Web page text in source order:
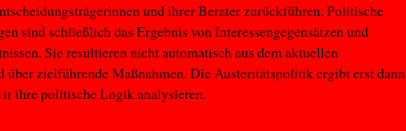
und ihrer Berater zurückführen. Politische
sind schließlich das Ergebnis von Interessengegensätzen und
Sie resultieren nicht automatisch aus dem aktuellen
über zielführende Maßnahmen. Die Austeritätspolitik ergibt erst dann
ihre politische Logik analysieren.